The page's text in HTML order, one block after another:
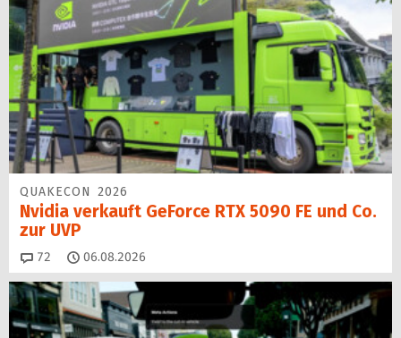
QUAKECON 2026
Nvidia verkauft GeForce RTX 5090 FE und Co.
zur UVP
72 Kommentare
06.08.2026